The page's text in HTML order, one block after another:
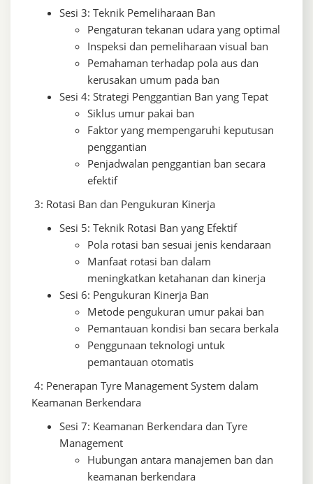
Sesi 3: Teknik Pemeliharaan Ban
Pengaturan tekanan udara yang optimal
Inspeksi dan pemeliharaan visual ban
Pemahaman terhadap pola aus dan
kerusakan umum pada ban
Sesi 4: Strategi Penggantian Ban yang Tepat
Siklus umur pakai ban
Faktor yang mempengaruhi keputusan
penggantian
Penjadwalan penggantian ban secara
efektif
3: Rotasi Ban dan Pengukuran Kinerja
Sesi 5: Teknik Rotasi Ban yang Efektif
Pola rotasi ban sesuai jenis kendaraan
Manfaat rotasi ban dalam
meningkatkan ketahanan dan kinerja
Sesi 6: Pengukuran Kinerja Ban
Metode pengukuran umur pakai ban
Pemantauan kondisi ban secara berkala
Penggunaan teknologi untuk
pemantauan otomatis
4: Penerapan Tyre Management System dalam
Keamanan Berkendara
Sesi 7: Keamanan Berkendara dan Tyre
Management
Hubungan antara manajemen ban dan
keamanan berkendara